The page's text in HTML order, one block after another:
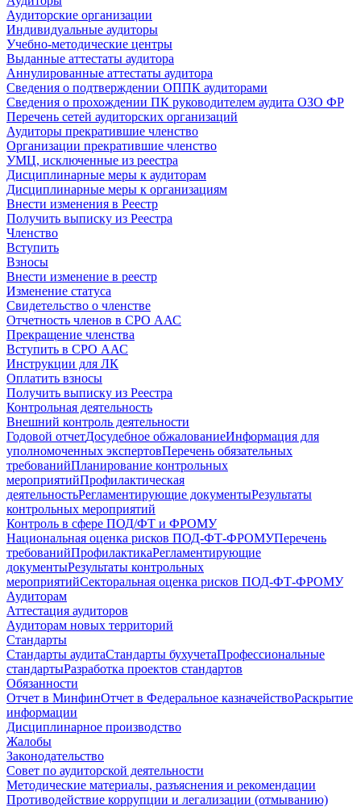
Аудиторские организации
Индивидуальные аудиторы
Учебно-методические центры
Выданные аттестаты аудитора
Аннулированные аттестаты аудитора
Сведения о подтверждении ОППК аудиторами
Сведения о прохождении ПК руководителем аудита ОЗО ФР
Перечень сетей аудиторских организаций
Аудиторы прекратившие членство
Организации прекратившие членство
УМЦ, исключенные из реестра
Дисциплинарные меры к аудиторам
Дисциплинарные меры к организациям
Внести изменения в Реестр
Получить выписку из Реестра
Членство
Вступить
Взносы
Внести изменение в реестр
Изменение статуса
Свидетельство о членстве
Отчетность членов в СРО ААС
Прекращение членства
Вступить в СРО ААС
Инструкции для ЛК
Оплатить взносы
Получить выписку из Реестра
Контрольная деятельность
Внешний контроль деятельности
Годовой отчетДосудебное обжалованиеИнформация для
уполномоченных экспертовПеречень обязательных
требованийПланирование контрольных
мероприятийПрофилактическая
деятельностьРегламентирующие документыРезультаты
контрольных мероприятий
Контроль в сфере ПОД/ФТ и ФРОМУ
Национальная оценка рисков ПОД-ФТ-ФРОМУПеречень
требованийПрофилактикаРегламентирующие
документыРезультаты контрольных
мероприятийСекторальная оценка рисков ПОД-ФТ-ФРОМУ
Аудиторам
Аттестация аудиторов
Аудиторам новых территорий
Стандарты
Стандарты аудитаСтандарты бухучетаПрофессиональные
стандартыРазработка проектов стандартов
Обязанности
Отчет в МинфинОтчет в Федеральное казначействоРаскрытие
информации
Дисциплинарное производство
Жалобы
Законодательство
Совет по аудиторской деятельности
Методические материалы, разъяснения и рекомендации
Противодействие коррупции и легализации (отмыванию)